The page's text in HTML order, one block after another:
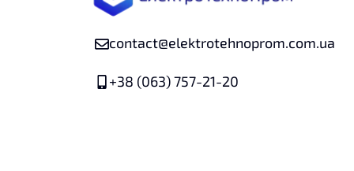
contact@elektrotehnoprom.com.ua
+38 (063) 757-21-20